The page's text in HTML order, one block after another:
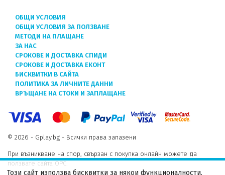
ОБЩИ УСЛОВИЯ
ОБЩИ УСЛОВИЯ ЗА ПОЛЗВАНЕ
МЕТОДИ НА ПЛАЩАНЕ
ЗА НАС
СРОКОВЕ И ДОСТАВКА СПИДИ
СРОКОВЕ И ДОСТАВКА ЕКОНТ
БИСКВИТКИ В САЙТА
ПОЛИТИКА ЗА ЛИЧНИТЕ ДАННИ
ВРЪЩАНЕ НА СТОКИ И ЗАПЛАЩАНЕ
© 2026 - Gplay.bg - Всички права запазени
При възникване на спор, свързан с покупка онлайн можете да
ползвате сайта ОРС.
Този сайт използва бисквитки за някои функционалности.